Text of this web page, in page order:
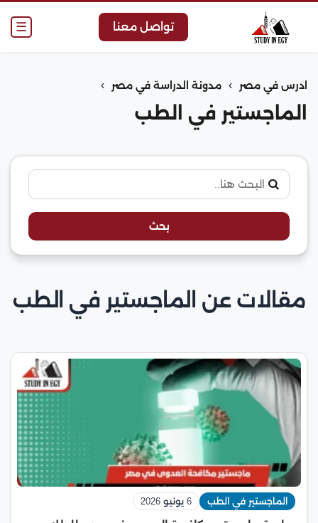
☰ تواصل معنا
ادرس في مصر › مدونة الدراسة في مصر ›
الماجستير في الطب
بحث
مقالات عن الماجستير في الطب
الماجستير في الطب 6 يونيو 2026